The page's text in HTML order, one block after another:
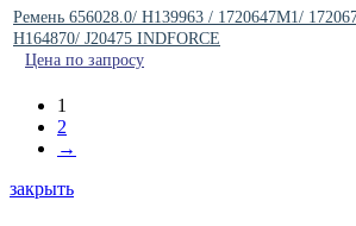
Ремень 656028.0/ H139963 / 1720647M1/
H164870/ J20475 INDFORCE
Цена по запросу
1
2
→
закрыть